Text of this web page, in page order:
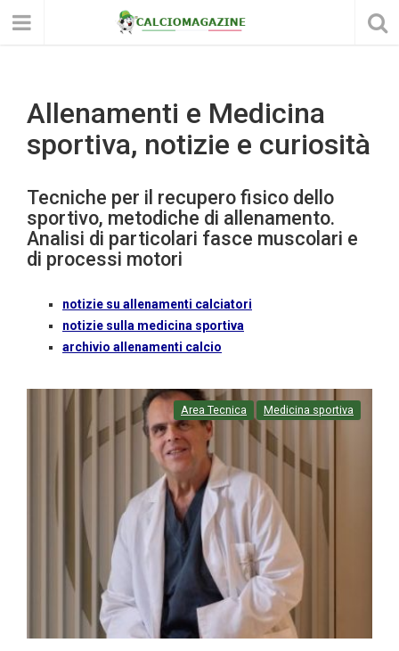
Allenamenti e Medicina
sportiva, notizie e curiosità
Tecniche per il recupero fisico dello
sportivo, metodiche di allenamento.
Analisi di particolari fasce muscolari e
di processi motori
notizie su allenamenti calciatori
notizie sulla medicina sportiva
archivio allenamenti calcio
Area Tecnica Medicina sportiva